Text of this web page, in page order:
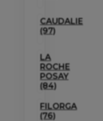
CAUDALIE
(97)
LA
ROCHE
POSAY
(84)
FILORGA
(76)